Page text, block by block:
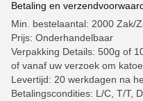
Betaling en
Min. bestelaantal: 2000 Zak/
Prijs: Onderhandelbaar
Verpakking Details: 500g of
of vanaf uw verzoek om
Levertijd: 20 werkdagen na
Betalingscondities: L/C, T/T,